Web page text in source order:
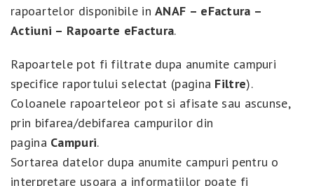
rapoartelor disponibile inANAF – eFactura –
Actiuni – Rapoarte eFactura.
Rapoartele pot fi filtrate dupa anumite campuri
specifice raportului selectat (pagina Filtre).
Coloanele rapoarteleor pot si afisate sau ascunse,
prin bifarea/debifarea campurilor din
pagina Campuri.
Sortarea datelor dupa anumite campuri pentru o
interpretare usoara a informatiilor poate fi